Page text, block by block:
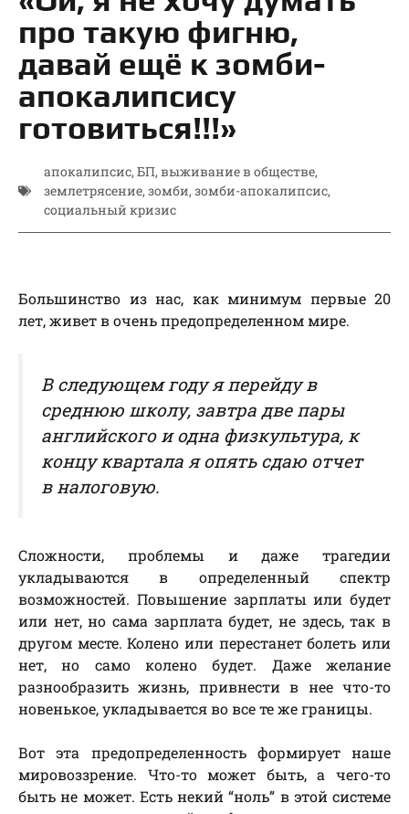
про такую фигню,
давай ещё к зомби-
апокалипсису
готовиться!!!»
апокалипсис, БП, выживание в обществе,
землетрясение, зомби, зомби-апокалипсис,
социальный кризис
Большинство из нас, как минимум первые 20
лет, живет в очень предопределенном мире.
В следующем году я перейду в
среднюю школу, завтра две пары
английского и одна физкультура, к
концу квартала я опять сдаю отчет
в налоговую.
Сложности, проблемы и даже трагедии
укладываются в определенный спектр
возможностей. Повышение зарплаты или будет
или нет, но сама зарплата будет, не здесь, так в
другом месте. Колено или перестанет болеть или
нет, но само колено будет. Даже желание
разнообразить жизнь, привнести в нее что-то
новенькое, укладывается во все те же границы.
Вот эта предопределенность формирует наше
мировоззрение. Что-то может быть, а чего-то
быть не может. Есть некий “ноль” в этой системе